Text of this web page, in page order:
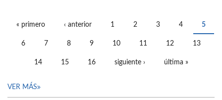
« primero ‹ anterior 1 2 3 4 5
6 7 8 9 10 11 12 13
14 15 16 siguiente › última »
VER MÁS